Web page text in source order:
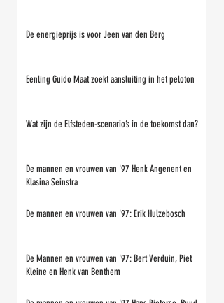
De energieprijs is voor Jeen van den Berg
Eenling Guido Maat zoekt aansluiting in het peloton
Wat zijn de Elfsteden-scenario’s in de toekomst dan?
De mannen en vrouwen van '97 Henk Angenent en
Klasina Seinstra
De mannen en vrouwen van '97: Erik Hulzebosch
De Mannen en vrouwen van '97: Bert Verduin, Piet
Kleine en Henk van Benthem